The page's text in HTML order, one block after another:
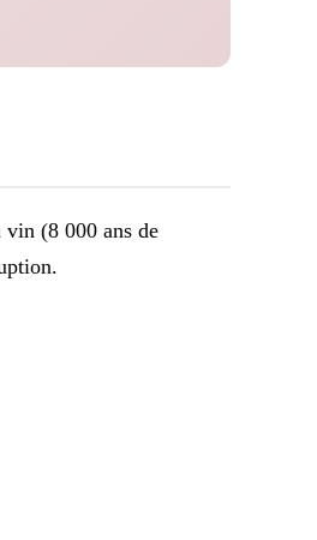
vin (8 000 ans de